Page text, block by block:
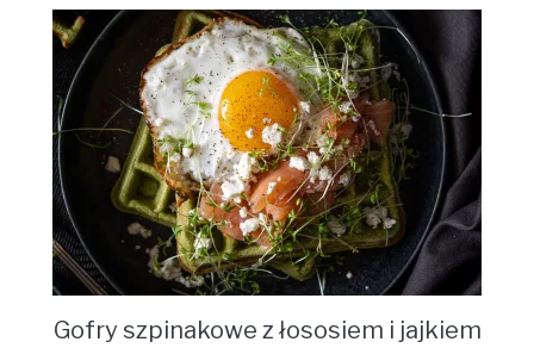
Gofry szpinakowe z łososiem i jajkiem